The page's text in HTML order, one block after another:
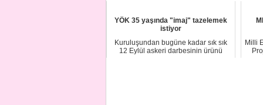
YÖK 35 yaşında "imaj" tazelemek
istiyor
Kuruluşundan bugüne kadar sık sık
12 Eylül askeri darbesinin ürünü
Milli